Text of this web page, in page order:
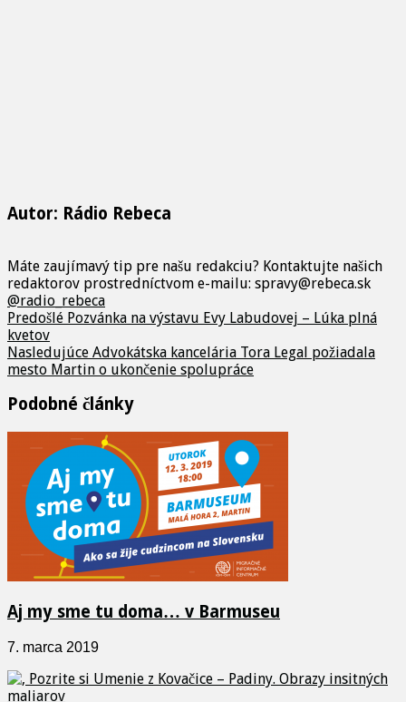
Autor: Rádio Rebeca
Máte zaujímavý tip pre našu redakciu? Kontaktujte našich
redaktorov prostredníctvom e-mailu: spravy@rebeca.sk
@radio_rebeca
Predošlé Pozvánka na výstavu Evy Labudovej – Lúka plná
kvetov
Nasledujúce Advokátska kancelária Tora Legal požiadala
mesto Martin o ukončenie spolupráce
Podobné články
Aj my sme tu doma… v Barmuseu
7. marca 2019